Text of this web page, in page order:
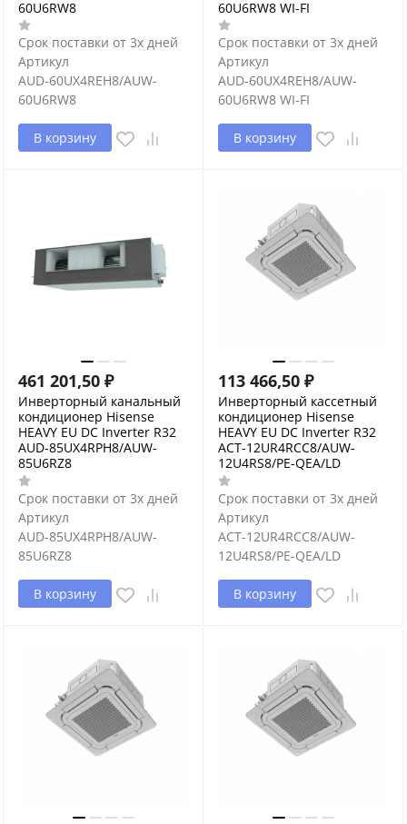
60U6RW8
Срок поставки от 3х дней
Артикул
AUD-60UX4REH8/AUW-
60U6RW8
В корзину
60U6RW8 WI-FI
Срок поставки от 3х дней
Артикул
AUD-60UX4REH8/AUW-
60U6RW8 WI-FI
В корзину
461 201,50 ₽
Инверторный канальный
кондиционер Hisense
HEAVY EU DC Inverter R32
AUD-85UX4RPH8/AUW-
85U6RZ8
Срок поставки от 3х дней
Артикул
AUD-85UX4RPH8/AUW-
85U6RZ8
В корзину
113 466,50 ₽
Инверторный кассетный
кондиционер Hisense
HEAVY EU DC Inverter R32
ACT-12UR4RCC8/AUW-
12U4RS8/PE-QEA/LD
Срок поставки от 3х дней
Артикул
ACT-12UR4RCC8/AUW-
12U4RS8/PE-QEA/LD
В корзину